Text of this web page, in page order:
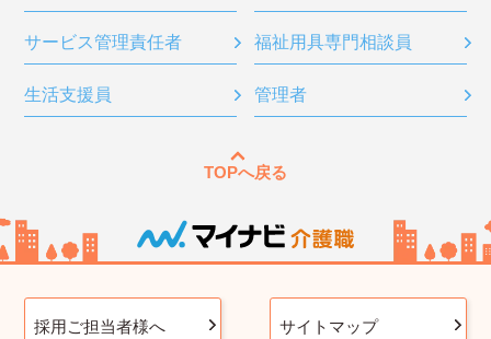
サービス管理責任者 福祉用具専門相談員
生活支援員 管理者
TOPへ戻る
採用ご担当者様へ サイトマップ